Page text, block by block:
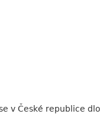
v České republice